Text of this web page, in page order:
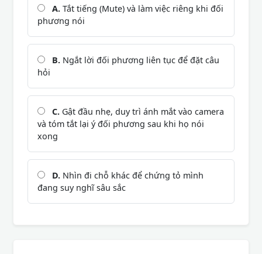
A. Tắt tiếng (Mute) và làm việc riêng khi đối
phương nói
B. Ngắt lời đối phương liên tục để đặt câu
hỏi
C. Gật đầu nhẹ, duy trì ánh mắt vào camera
và tóm tắt lại ý đối phương sau khi họ nói
xong
D. Nhìn đi chỗ khác để chứng tỏ mình
đang suy nghĩ sâu sắc